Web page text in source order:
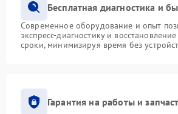
Бесплатная диагностика и
Современное оборудование и опыт
экспресс-диагностику и
сроки, минимизируя время без
Гарантия на работы и